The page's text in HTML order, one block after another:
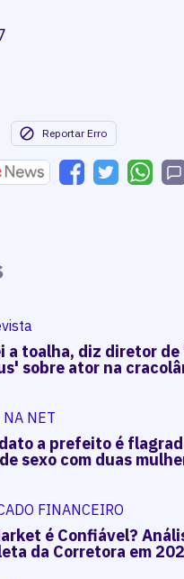
Reportar Erro
a toalha, diz diretor de
sobre ator na
NET
a prefeito é
sexo com duas
FINANCEIRO
é Confiável?
da Corretora em